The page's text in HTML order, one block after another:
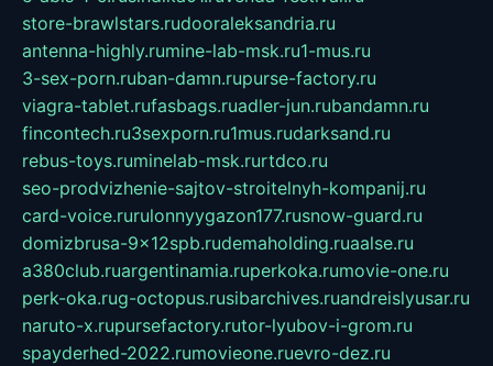
store-brawlstars.rudooraleksandria.ru
antenna-highly.rumine-lab-msk.ru1-mus.ru
3-sex-porn.ruban-damn.rupurse-factory.ru
viagra-tablet.rufasbags.ruadler-jun.rubandamn.ru
fincontech.ru3sexporn.ru1mus.rudarksand.ru
rebus-toys.ruminelab-msk.rurtdco.ru
seo-prodvizhenie-sajtov-stroitelnyh-kompanij.ru
card-voice.rurulonnyygazon177.rusnow-guard.ru
domizbrusa-9x12spb.rudemaholding.ruaalse.ru
a380club.ruargentinamia.ruperkoka.rumovie-one.ru
perk-oka.rug-octopus.rusibarchives.ruandreislyusar.ru
naruto-x.rupursefactory.rutor-lyubov-i-grom.ru
spayderhed-2022.rumovieone.ruevro-dez.ru